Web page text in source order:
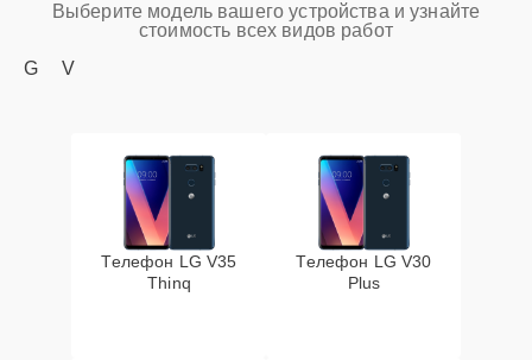
Выберите модель вашего устройства и узнайте
стоимость всех видов работ
G
V
Телефон LG V35
Thinq
Телефон LG V30
Plus